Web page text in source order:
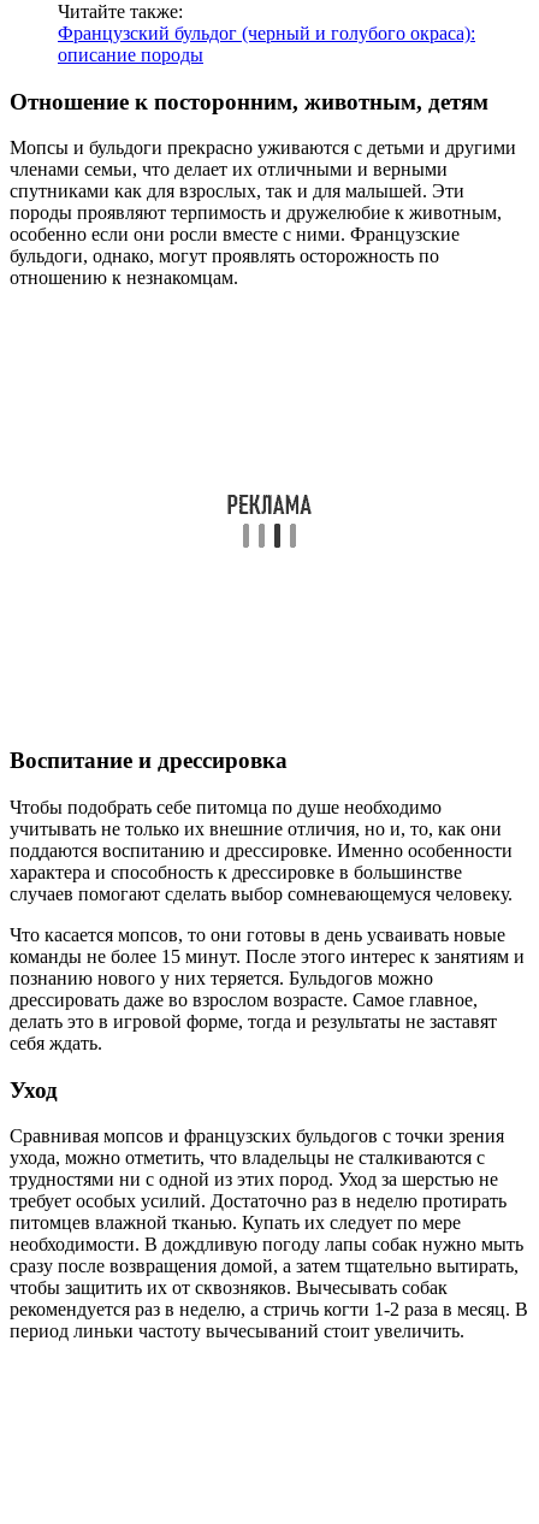
Читайте также:
Французский бульдог (черный и голубого окраса):
описание породы
Отношение к посторонним, животным, детям
Мопсы и бульдоги прекрасно уживаются с детьми и другими
членами семьи, что делает их отличными и верными
спутниками как для взрослых, так и для малышей. Эти
породы проявляют терпимость и дружелюбие к животным,
особенно если они росли вместе с ними. Французские
бульдоги, однако, могут проявлять осторожность по
отношению к незнакомцам.
Воспитание и дрессировка
Чтобы подобрать себе питомца по душе необходимо
учитывать не только их внешние отличия, но и, то, как они
поддаются воспитанию и дрессировке. Именно особенности
характера и способность к дрессировке в большинстве
случаев помогают сделать выбор сомневающемуся человеку.
Что касается мопсов, то они готовы в день усваивать новые
команды не более 15 минут. После этого интерес к занятиям и
познанию нового у них теряется. Бульдогов можно
дрессировать даже во взрослом возрасте. Самое главное,
делать это в игровой форме, тогда и результаты не заставят
себя ждать.
Уход
Сравнивая мопсов и французских бульдогов с точки зрения
ухода, можно отметить, что владельцы не сталкиваются с
трудностями ни с одной из этих пород. Уход за шерстью не
требует особых усилий. Достаточно раз в неделю протирать
питомцев влажной тканью. Купать их следует по мере
необходимости. В дождливую погоду лапы собак нужно мыть
сразу после возвращения домой, а затем тщательно вытирать,
чтобы защитить их от сквозняков. Вычесывать собак
рекомендуется раз в неделю, а стричь когти 1-2 раза в месяц. В
период линьки частоту вычесываний стоит увеличить.